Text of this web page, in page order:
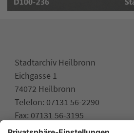
Stadtarchiv Heilbronn
Eichgasse 1
74072 Heilbronn
Telefon: 07131 56-2290
Fax: 07131 56-3195